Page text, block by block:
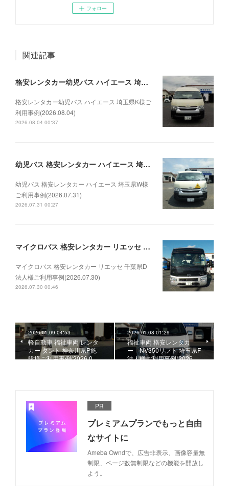
フォロー
関連記事
格安レンタカー幼児バス ハイエース 埼玉県K様ご利用事例(2026.08.04)
格安レンタカー幼児バス ハイエース 埼玉県K様ご
利用事例(2026.08.04)
2026.08.04 00:37
幼児バス 格安レンタカー ハイエース 埼玉県W様ご利用事例(2026.07.31)
幼児バス 格安レンタカー ハイエース 埼玉県W様
ご利用事例(2026.07.31)
2026.07.31 00:27
マイクロバス 格安レンタカー リエッセ 千葉県D法人様ご利用事例(2026.07.30)
マイクロバス 格安レンタカー リエッセ 千葉県D
法人様ご利用事例(2026.07.30)
2026.07.30 00:46
2026.01.09 04:53
軽自動車 福祉車両 レンタ
カー タント 神奈川県P施
設様ご利用事例(2026.0…
2026.01.08 01:29
福祉車両 格安レンタカ
ー NV350リフト 埼玉県F
法人様ご利用事例(2026.…
PR
プレミアムプランでもっと自由
なサイトに
Ameba Owndで、広告非表示、画像容量無
制限、ページ数無制限などの機能を開放し
よう。